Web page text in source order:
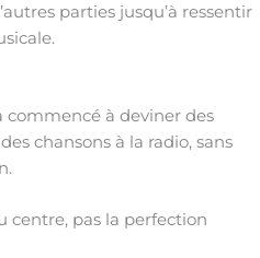
parties jusqu’à ressentir
commencé à deviner des
chansons à la radio, sans
centre, pas la perfection